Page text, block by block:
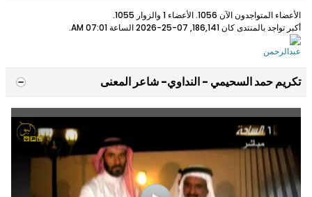
الأعضاء المتواجدون الآن 1056. الأعضاء 1 والزوار 1055.
أكبر تواجد بالمنتدى كان 186,141, 07-25-2026 الساعة
07:01 AM
.
تكريم حمد السحيمي - النداوي- شاعر المعنى